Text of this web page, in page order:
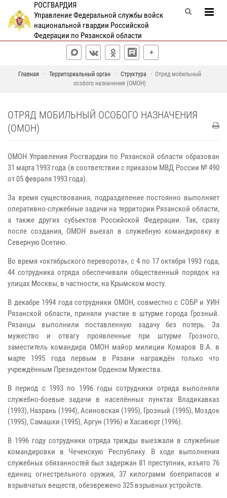
РОСГВАРДИЯ
Управление Федеральной службы войск
национальной гвардии Российской
Федерации по Рязанской области
Главная Территориальный орган Структура
Отряд мобильный
особого назначения (ОМОН)
ОТРЯД МОБИЛЬНЫЙ ОСОБОГО НАЗНАЧЕНИЯ
(ОМОН)
ОМОН Управления Росгвардии по Рязанской области образован
31 марта 1993 года (в соответствии с приказом МВД России № 490
от 05 февраля 1993 года).
За время существования, подразделение постоянно выполняет
оперативно-служебные задачи на территории Рязанской области,
а также других субъектов Российской Федерации. Так, сразу
после создания, ОМОН выехал в служебную командировку в
Северную Осетию.
Во время «октябрьского переворота», с 4 по 17 октября 1993 года,
44 сотрудника отряда обеспечивали общественный порядок на
улицах Москвы, в частности, на Крымском мосту.
В декабре 1994 года сотрудники ОМОН, совместно с СОБР и УИН
Рязанской области, приняли участие в штурме города Грозный.
Рязанцы выполнили поставленную задачу без потерь. За
мужество и отвагу проявленные при штурме Грозного,
заместитель командира ОМОН майор милиции Комаров В.А. в
марте 1995 года первым в Рязани награждён только что
учреждённым Президентом Орденом Мужества.
В период с 1993 по 1996 годы сотрудники отряда выполняли
служебно-боевые задачи в населённых пунктах Владикавказ
(1993), Назрань (1994), Асиновская (1995), Грозный (1995), Моздок
(1995), Самашки (1995), Аргун (1996) и Хасавюрт (1996).
В 1996 году сотрудники отряда трижды выезжали в служебные
командировки в Чеченскую Республику. В ходе выполнения
служебных обязанностей был задержан 81 преступник, изъято 76
единиц огнестрельного оружия, 37 килограмм боеприпасов и
взрывчатых веществ, обезврежено 325 взрывных устройств.